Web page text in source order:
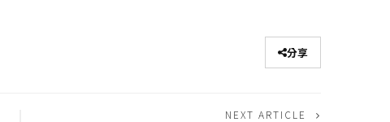
分享
NEXT ARTICLE